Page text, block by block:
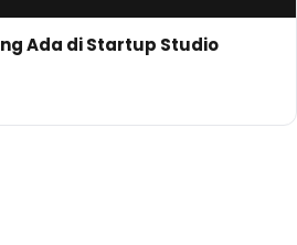
Ada di Startup Studio